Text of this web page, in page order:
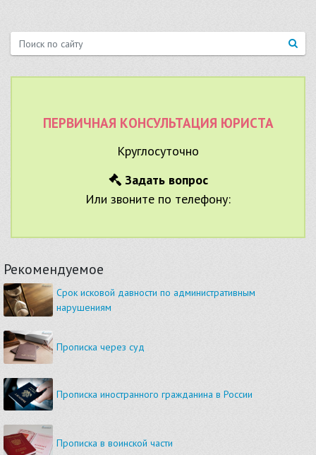
ПЕРВИЧНАЯ КОНСУЛЬТАЦИЯ ЮРИСТА
Круглосуточно
Задать вопрос
Или звоните по телефону:
Рекомендуемое
Срок исковой давности по административным
нарушениям
Прописка через суд
Прописка иностранного гражданина в России
Прописка в воинской части